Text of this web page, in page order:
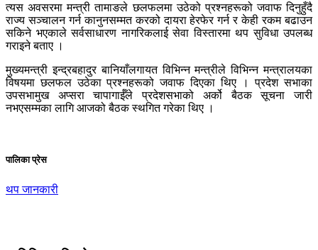
त्यस अवसरमा मन्त्री तामाङले छलफलमा उठेको प्रश्नहरूको जवाफ दिनुहुँदै
राज्य सञ्चालन गर्न कानुनसम्मत करको दायरा हेरफेर गर्न र केही रकम बढाउन
सकिने भएकाले सर्वसाधारण नागरिकलाई सेवा विस्तारमा थप सुविधा उपलब्ध
गराइने बताए ।
मुख्यमन्त्री इन्द्रबहादुर बानियाँलगायत विभिन्न मन्त्रीले विभिन्न मन्त्रालयका
विषयमा छलफल उठेका प्रश्नहरूको जवाफ दिएका थिए । प्रदेश सभाका
उपसभामुख अप्सरा चापागाईँले प्रदेशसभाको अर्को बैठक सूचना जारी
नभएसम्मका लागि आजको बैठक स्थगित गरेका थिए ।
पालिका प्रेस
थप जानकारी